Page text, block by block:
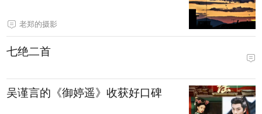
老郑的摄影
七绝二首
吴谨言的《御婷遥》收获好口碑